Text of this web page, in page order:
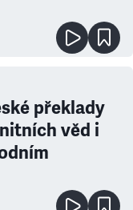
překlady
věd i